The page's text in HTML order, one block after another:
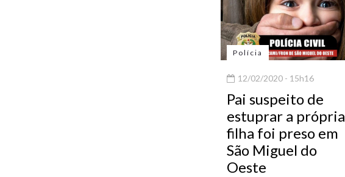
Polícia
12/02/2020 - 15h16
Pai suspeito de
estuprar a própria
filha foi preso em
São Miguel do
Oeste